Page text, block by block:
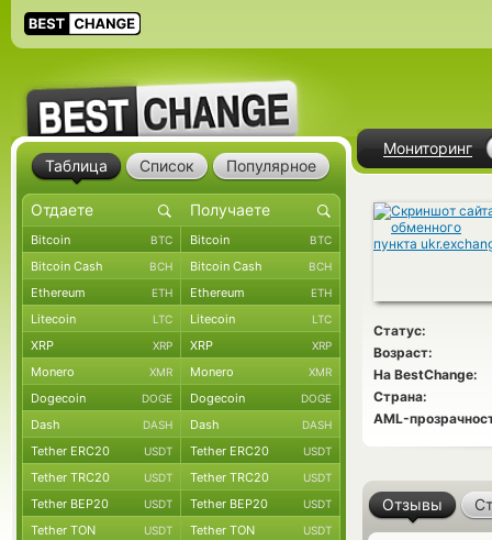
Мониторинг
Статус:
Возраст:
На BestChange:
Страна:
AML-
Отзывы
Таблица Список Популярное
Bitcoin BTC Bitcoin BTC
Bitcoin Cash BCH Bitcoin Cash BCH
Ethereum ETH Ethereum ETH
Litecoin LTC Litecoin LTC
XRP XRP XRP XRP
Monero XMR Monero XMR
Dogecoin DOGE Dogecoin DOGE
Dash DASH Dash DASH
Tether ERC20 USDT Tether ERC20 USDT
Tether TRC20 USDT Tether TRC20 USDT
Tether BEP20 USDT Tether BEP20 USDT
Tether TON USDT Tether TON USDT